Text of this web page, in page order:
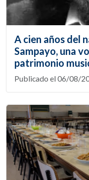
A cien años del
Sampayo, una
patrimonio
Publicado el 06/08/